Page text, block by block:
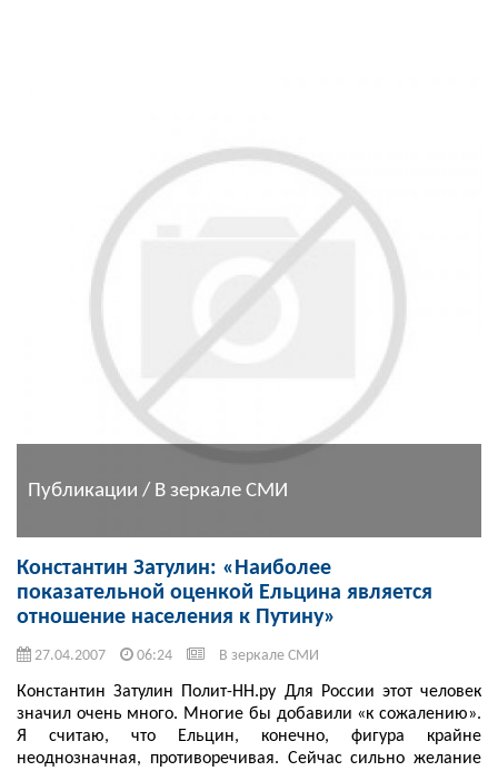
Публикации / В зеркале СМИ
Константин Затулин: «Наиболее
показательной оценкой Ельцина является
отношение населения к Путину»
27.04.2007 06:24 В зеркале СМИ
Константин Затулин Полит-НН.ру Для России этот человек
значил очень много. Многие бы добавили «к сожалению».
Я считаю, что Ельцин, конечно, фигура крайне
неоднозначная, противоречивая. Сейчас сильно желание